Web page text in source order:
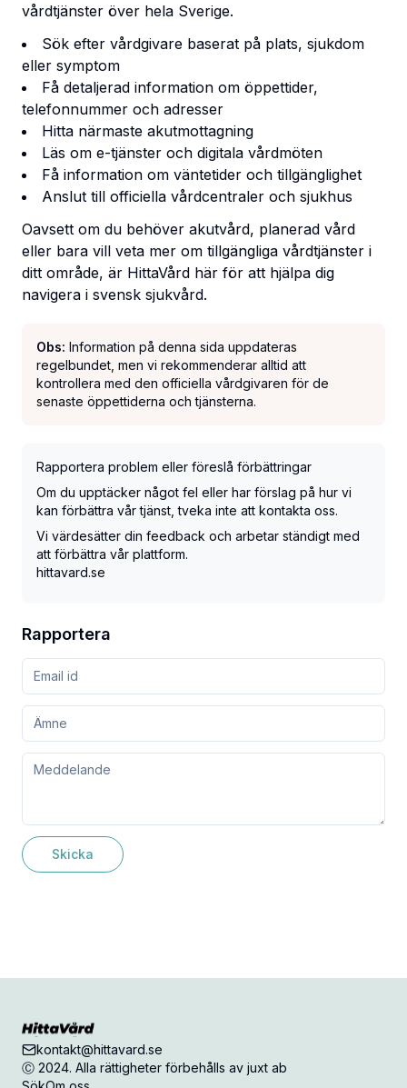
vårdtjänster över hela Sverige.
Sök efter vårdgivare baserat på plats, sjukdom
eller symptom
Få detaljerad information om öppettider,
telefonnummer och adresser
Hitta närmaste akutmottagning
Läs om e-tjänster och digitala vårdmöten
Få information om väntetider och tillgänglighet
Anslut till officiella vårdcentraler och sjukhus
Oavsett om du behöver akutvård, planerad vård
eller bara vill veta mer om tillgängliga vårdtjänster i
ditt område, är HittaVård här för att hjälpa dig
navigera i svensk sjukvård.
Obs: Information på denna sida uppdateras
regelbundet, men vi rekommenderar alltid att
kontrollera med den officiella vårdgivaren för de
senaste öppettiderna och tjänsterna.
Rapportera problem eller föreslå förbättringar
Om du upptäcker något fel eller har förslag på hur vi
kan förbättra vår tjänst, tveka inte att kontakta oss.
Vi värdesätter din feedback och arbetar ständigt med
att förbättra vår plattform.
hittavard.se
Rapportera
Skicka
kontakt@hittavard.se
Ⓒ 2024. Alla rättigheter förbehålls av juxt ab